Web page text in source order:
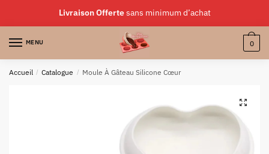
Livraison Offertesans minimum d’achat
MENU 0
Accueil / Catalogue / Moule À Gâteau Silicone Cœur
🔍